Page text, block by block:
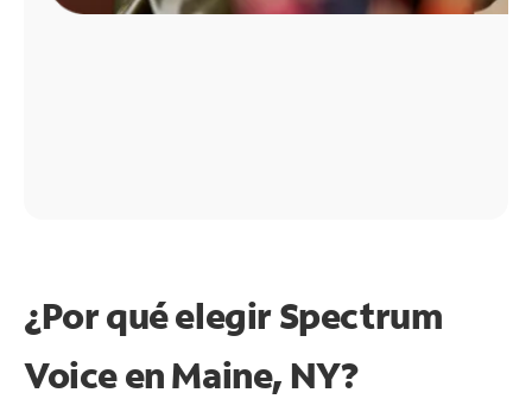
¿Por qué elegir Spectrum
Voice en Maine, NY?